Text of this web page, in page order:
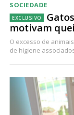
SOCIEDADE
motivam
O excesso de
de higiene